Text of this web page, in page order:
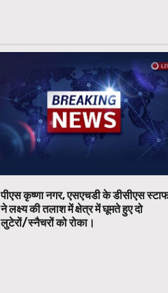
पीएस कृष्णा नगर, एसएचडी के डीसीएस
ने लक्ष्य की तलाश में क्षेत्र में घूमते हुए दो
लुटेरों/स्नैचरों को रोका।